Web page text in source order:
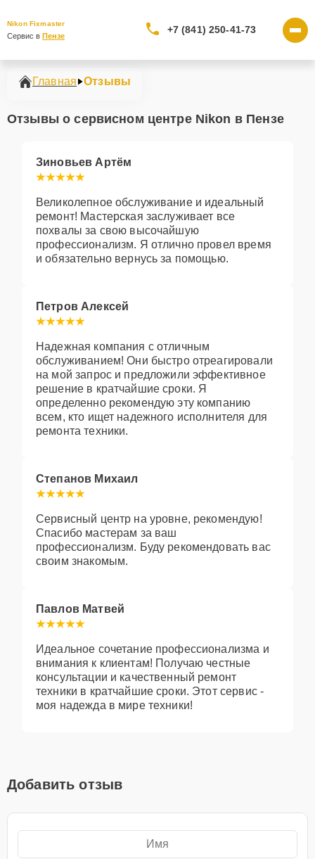
Nikon Fixmaster
Сервис в Пензе
+7 (841) 250-41-73
Главная Отзывы
Отзывы о сервисном центре Nikon в Пензе
Зиновьев Артём
Великолепное обслуживание и идеальный
ремонт! Мастерская заслуживает все
похвалы за свою высочайшую
профессионализм. Я отлично провел время
и обязательно вернусь за помощью.
Петров Алексей
Надежная компания с отличным
обслуживанием! Они быстро отреагировали
на мой запрос и предложили эффективное
решение в кратчайшие сроки. Я
определенно рекомендую эту компанию
всем, кто ищет надежного исполнителя для
ремонта техники.
Степанов Михаил
Сервисный центр на уровне, рекомендую!
Спасибо мастерам за ваш
профессионализм. Буду рекомендовать вас
своим знакомым.
Павлов Матвей
Идеальное сочетание профессионализма и
внимания к клиентам! Получаю честные
консультации и качественный ремонт
техники в кратчайшие сроки. Этот сервис -
моя надежда в мире техники!
Добавить отзыв